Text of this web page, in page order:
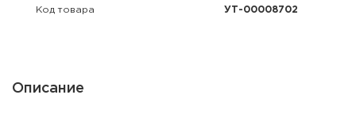
Код товара УТ-00008702
Описание